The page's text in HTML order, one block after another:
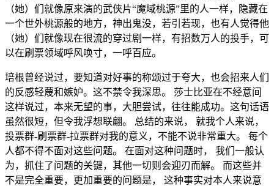
（她）们就像原来演的武侠片“魔域桃源”里的人一样，隐藏在
一个世外桃源般的地方，神出鬼没，若引若现，也有人觉得他
（她）们就像现在很流的穿过剧一样，有招数万人的投手，可
以在刷票领域呼风唤寸，一呼百应。
培根曾经说过，要知道对好事的称颂过于夸大，也会招来人们
的反感轻蔑和嫉妒。这不禁令我深思。 莎士比亚在不经意间
这样说过，本来无望的事，大胆尝试，往往能成功。这句话语
虽然很短，但令我浮想联翩。 总结的来说， 就我个人来说，
投票群-刷票群-拉票群对我的意义，不能不说非常重大。 每个
人都不得不面对这些问题。 在面对这种问题时， 我们一般认
为，抓住了问题的关键，其他一切则会迎刃而解。 而这些并
不是完全重要，更加重要的问题是， 这种事实对本人来说意